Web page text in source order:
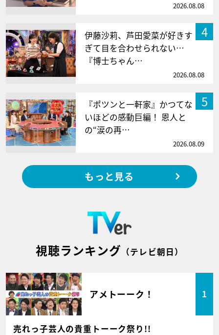
2026.08.08
4
伊藤沙莉、芦田愛菜が好きす
ぎて目を合わせられない…
『博士ちゃん…
2026.08.08
5
『ポツンと一軒家』かつてな
いほどの感動巨編！ 恩人と
の“涙の再…
2026.08.09
もっと見る
視聴ランキング （テレビ朝日）
アメトーーク！ 1
売れっ子芸人の貴重トーーク祭り!!